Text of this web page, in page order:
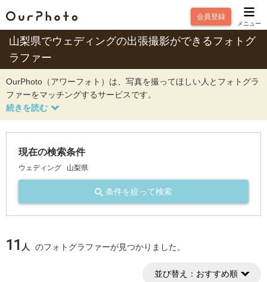
会員登録
メニュー
山梨県でウェディングの出張撮影ができるフォトグ
ラファー
OurPhoto（アワーフォト）は、写真を撮ってほしい人とフォトグラ
ファーをマッチングするサービスです。
現在の検索条件
ウェディング 山梨県
条件を絞って検索
11 人 のフォトグラファーが見つかりました。
並び替え： おすすめ順